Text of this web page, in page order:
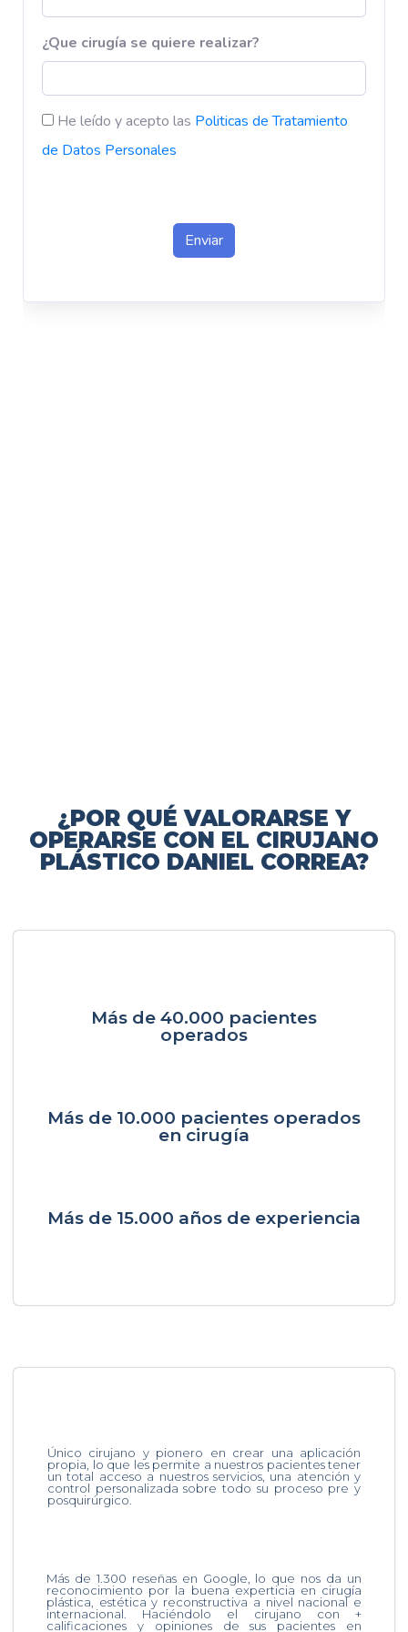
¿POR QUÉ VALORARSE Y
OPERARSE CON EL CIRUJANO
PLÁSTICO DANIEL CORREA?
Más de 40.000 pacientes
operados
Más de 10.000 pacientes operados
en cirugía
Más de 15.000 años de experiencia
Único cirujano y pionero en crear una aplicación
propia, lo que les permite a nuestros pacientes tener
un total acceso a nuestros servicios, una atención y
control personalizada sobre todo su proceso pre y
posquirúrgico.
Más de 1.300 reseñas en Google, lo que nos da un
reconocimiento por la buena experticia en cirugía
plástica, estética y reconstructiva a nivel nacional e
internacional. Haciéndolo el cirujano con +
calificaciones y opiniones de sus pacientes en